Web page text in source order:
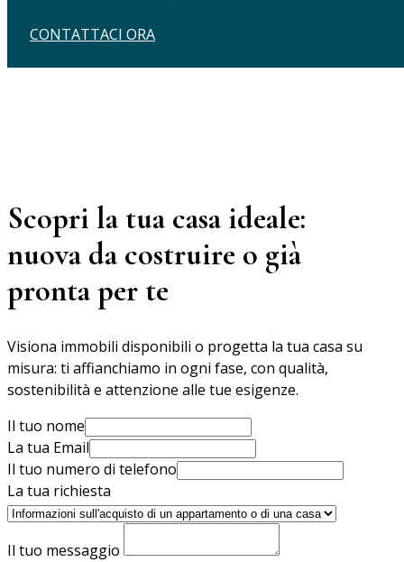
CONTATTACI ORA
Scopri la tua casa ideale:
nuova da costruire o già
pronta per te
Visiona immobili disponibili o progetta la tua casa su
misura: ti affianchiamo in ogni fase, con qualità,
sostenibilità e attenzione alle tue esigenze.
Il tuo nome
La tua Email
Il tuo numero di telefono
La tua richiesta
Il tuo messaggio